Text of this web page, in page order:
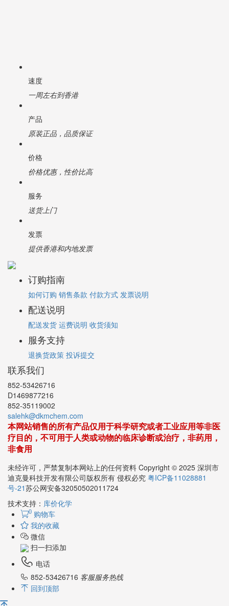
速度
一周左右到香港
产品
原装正品，品质保证
价格
价格优惠，性价比高
服务
送货上门
发票
提供香港和内地发票
订购指南
如何订购 销售条款 付款方式 发票说明
配送说明
配送发货 运费说明 收货须知
服务支持
退换货政策 投诉提交
联系我们
852-53426716
D1469877216
852-35119002
salehk@dkmchem.com
本网站销售的所有产品仅用于科学研究或者工业应用等非医
疗目的，不可用于人类或动物的临床诊断或治疗，非药用，
非食用
未经许可，严禁复制本网站上的任何资料 Copyright © 2025 深圳市
迪克曼科技开发有限公司版权所有 侵权必究 粤ICP备11028881
号-21苏公网安备32050502011724
技术支持： 库价化学
0 购物车
我的收藏
微信
扫一扫添加
电话
852-53426716 客服服务热线
回到顶部